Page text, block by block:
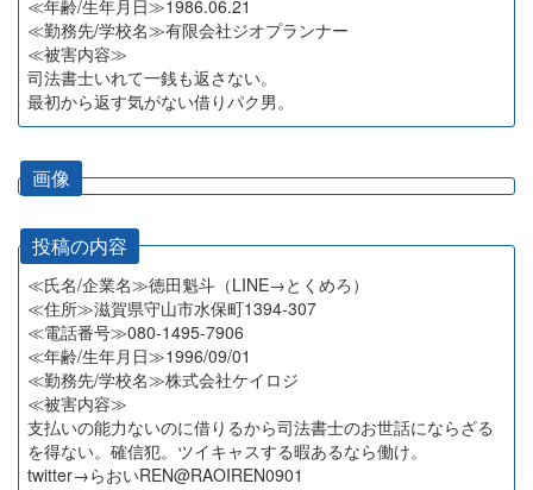
≪年齢/生年月日≫1986.06.21
≪勤務先/学校名≫有限会社ジオプランナー
≪被害内容≫
司法書士いれて一銭も返さない。
最初から返す気がない借りパク男。
画像
投稿の内容
≪氏名/企業名≫徳田魁斗（LINE→とくめろ）
≪住所≫滋賀県守山市水保町1394-307
≪電話番号≫080-1495-7906
≪年齢/生年月日≫1996/09/01
≪勤務先/学校名≫株式会社ケイロジ
≪被害内容≫
支払いの能力ないのに借りるから司法書士のお世話にならざる
を得ない。確信犯。ツイキャスする暇あるなら働け。
twitter→らおいREN@RAOIREN0901